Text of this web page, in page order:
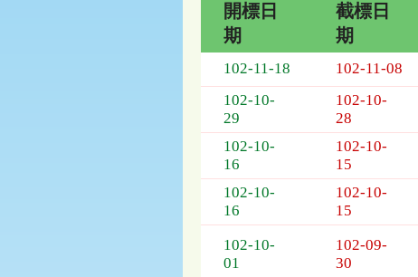
列
表，
為：
開標日
期
截標日
期
102-11-18 102-11-08
102-10-
29
102-10-
28
102-10-
16
102-10-
15
102-10-
16
102-10-
15
102-10-
01
102-09-
30